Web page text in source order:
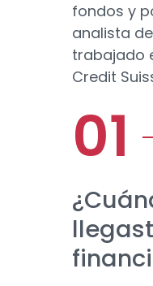
fondos y
analista
trabajado
Credit